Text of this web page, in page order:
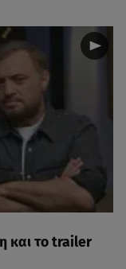
και το trailer